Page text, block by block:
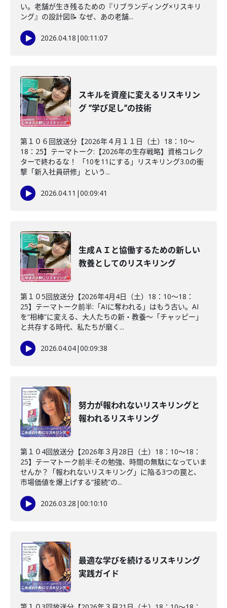
い。老舗が生き残るための『リブランディング×リスキリ
ング』の設計図📝 なぜ、あの老舗...
2026.04.18 |00:11:07
スキルを資産に変えるリスキリン
グ ”学び足し”の技術
第１０６回放送分【2026年４月１１日（土）18：10～
18：25】テーマトーク:【2026年の生存戦略】資格コレク
ターで終わるな！ 「10を11にする」リスキリング3.0の衝
撃「新入社員研修」という...
2026.04.11 |00:09:41
生成ＡＩと協働するための新しい
教養としてのリスキリング
第１０5回放送分【2026年4月4日（土）18：10～18：
25】テーマトーク前半:「AIに奪われる」はもう古い。AI
を“相棒”に変える、大人たちの新・教養〜「チャッピー」
と共存する時代、私たちが磨く...
2026.04.04|00:09:38
努力が報われないリスキリングと
報われるリスキリング
第１０4回放送分【2026年３月28日（土）18：10～18：
25】テーマトーク前半:その勉強、時間の無駄になっていま
せんか？「報われないリスキリング」に陥る3つの罠と、
市場価値を爆上げする“接続”の...
2026.03.28 |00:10:10
最適な学びを続けるリスキリング
実践ガイド